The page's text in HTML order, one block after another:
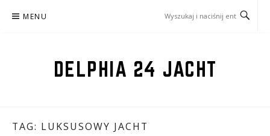
MENU
DELPHIA 24 JACHT
TAG: LUKSUSOWY JACHT